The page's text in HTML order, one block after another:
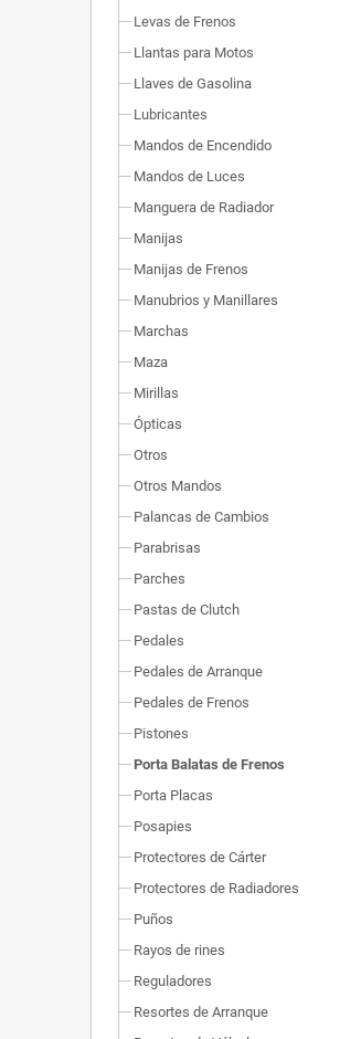
Levas de Frenos
Llantas para Motos
Llaves de Gasolina
Lubricantes
Mandos de Encendido
Mandos de Luces
Manguera de Radiador
Manijas
Manijas de Frenos
Manubrios y Manillares
Marchas
Maza
Mirillas
Ópticas
Otros
Otros Mandos
Palancas de Cambios
Parabrisas
Parches
Pastas de Clutch
Pedales
Pedales de Arranque
Pedales de Frenos
Pistones
Porta Balatas de Frenos
Porta Placas
Posapies
Protectores de Cárter
Protectores de Radiadores
Puños
Rayos de rines
Reguladores
Resortes de Arranque